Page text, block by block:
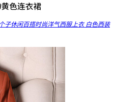
子休闲百搭时尚洋气西服上衣 白色西装